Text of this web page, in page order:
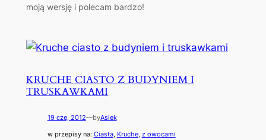
moją wersję i polecam bardzo!
KRUCHE CIASTO Z BUDYNIEM I
TRUSKAWKAMI
19 cze, 2012—byAsiek
w przepisy na: Ciasta, Kruche, z owocami